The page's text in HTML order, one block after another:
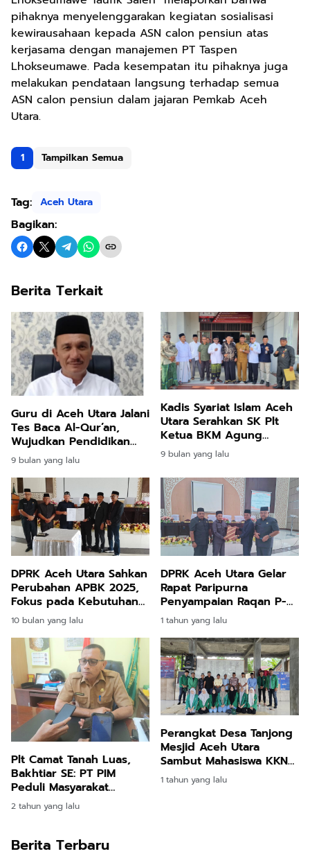
pihaknya menyelenggarakan kegiatan sosialisasi
kewirausahaan kepada ASN calon pensiun atas
kerjasama dengan manajemen PT Taspen
Lhokseumawe. Pada kesempatan itu pihaknya juga
melakukan pendataan langsung terhadap semua
ASN calon pensiun dalam jajaran Pemkab Aceh
Utara.
1 Tampilkan Semua
Tag: Aceh Utara
Bagikan:
Berita Terkait
Guru di Aceh Utara Jalani
Tes Baca Al-Qur’an,
Wujudkan Pendidikan
Bernilai Islami
9 bulan yang lalu
Kadis Syariat Islam Aceh
Utara Serahkan SK Plt
Ketua BKM Agung
Bujang Salem
9 bulan yang lalu
DPRK Aceh Utara Sahkan
Perubahan APBK 2025,
Fokus pada Kebutuhan
Publik dan Stabilitas
Pembangunan
10 bulan yang lalu
DPRK Aceh Utara Gelar
Rapat Paripurna
Penyampaian Raqan P-
APBK TA 2024
1 tahun yang lalu
Plt Camat Tanah Luas,
Bakhtiar SE: PT PIM
Peduli Masyarakat
Terdampak Bencana
2 tahun yang lalu
Perangkat Desa Tanjong
Mesjid Aceh Utara
Sambut Mahasiswa KKN
Kelompok 80 Unimal
1 tahun yang lalu
Berita Terbaru